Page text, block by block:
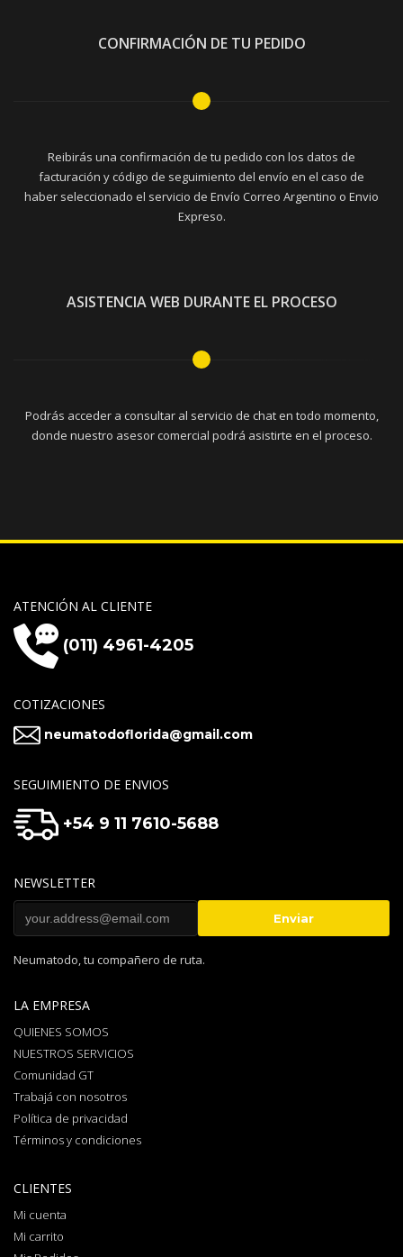
CONFIRMACIÓN DE TU PEDIDO
Reibirás una confirmación de tu pedido con los datos de
facturación y código de seguimiento del envío en el caso de
haber seleccionado el servicio de Envío Correo Argentino o Envio
Expreso.
ASISTENCIA WEB DURANTE EL PROCESO
Podrás acceder a consultar al servicio de chat en todo momento,
donde nuestro asesor comercial podrá asistirte en el proceso.
ATENCIÓN AL CLIENTE
(011) 4961-4205
COTIZACIONES
neumatodoflorida@gmail.com
SEGUIMIENTO DE ENVIOS
+54 9 11 7610-5688
NEWSLETTER
Neumatodo, tu compañero de ruta.
LA EMPRESA
QUIENES SOMOS
NUESTROS SERVICIOS
Comunidad GT
Trabajá con nosotros
Política de privacidad
Términos y condiciones
CLIENTES
Mi cuenta
Mi carrito